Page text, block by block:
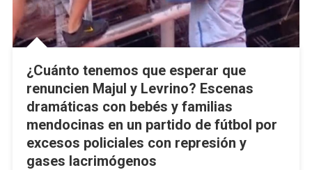
¿Cuánto tenemos que esperar que
renuncien Majul y Levrino? Escenas
dramáticas con bebés y familias
mendocinas en un partido de fútbol por
excesos policiales con represión y
gases lacrimógenos